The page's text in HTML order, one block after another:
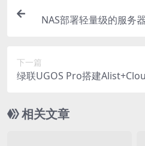
NAS部署轻量级的服务
下一篇
绿联UGOS Pro搭建
相关文章